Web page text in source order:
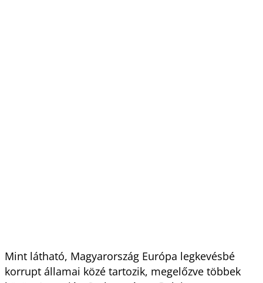
Mint látható, Magyarország Európa legkevésbé
korrupt államai közé tartozik, megelőzve többek